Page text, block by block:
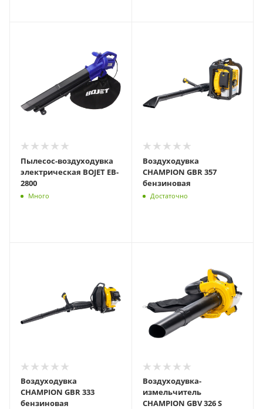
Пылесос-воздуходувка
электрическая BOJET EB-
2800
Много
Воздуходувка
CHAMPION GBR 357
бензиновая
Достаточно
Воздуходувка
CHAMPION GBR 333
бензиновая
Воздуходувка-
измельчитель
CHAMPION GBV 326 S